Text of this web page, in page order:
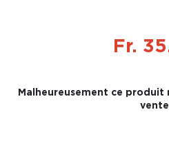
Fr.
Malheureusement ce produit
vente